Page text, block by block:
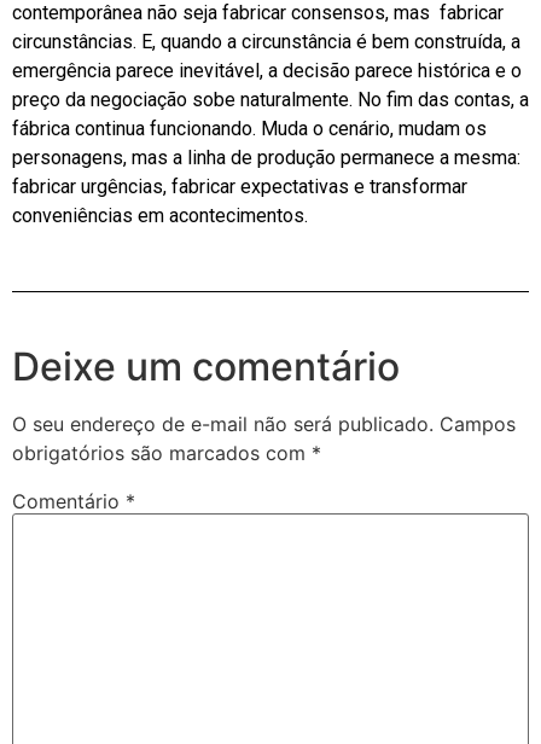
contemporânea não seja fabricar consensos, mas fabricar
circunstâncias. E, quando a circunstância é bem construída, a
emergência parece inevitável, a decisão parece histórica e o
preço da negociação sobe naturalmente. No fim das contas, a
fábrica continua funcionando. Muda o cenário, mudam os
personagens, mas a linha de produção permanece a mesma:
fabricar urgências, fabricar expectativas e transformar
conveniências em acontecimentos.
Deixe um comentário
O seu endereço de e-mail não será publicado. Campos
obrigatórios são marcados com *
Comentário *